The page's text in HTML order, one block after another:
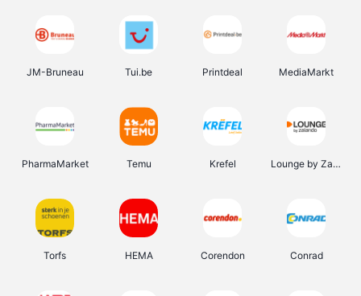
JM-Bruneau Tui.be Printdeal MediaMarkt
PharmaMarket Temu Krefel Lounge by Zalando
Torfs HEMA Corendon Conrad